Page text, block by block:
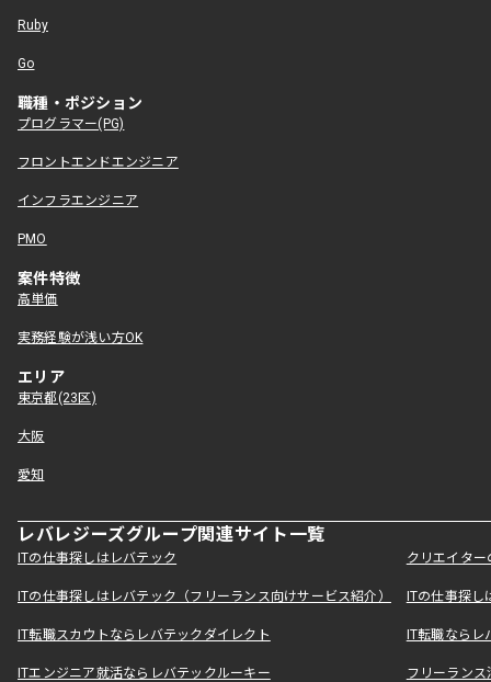
Ruby
Go
職種・ポジション
プログラマー(PG)
フロントエンドエンジニア
インフラエンジニア
PMO
案件特徴
高単価
実務経験が浅い方OK
エリア
東京都(23区)
大阪
愛知
レバレジーズグループ関連サイト一覧
ITの仕事探しはレバテック クリエイタ
ITの仕事探しはレバテック（フリーランス向けサービス紹介） ITの仕事探
IT転職スカウトならレバテックダイレクト IT転職なら
ITエンジニア就活ならレバテックルーキー フリーラン